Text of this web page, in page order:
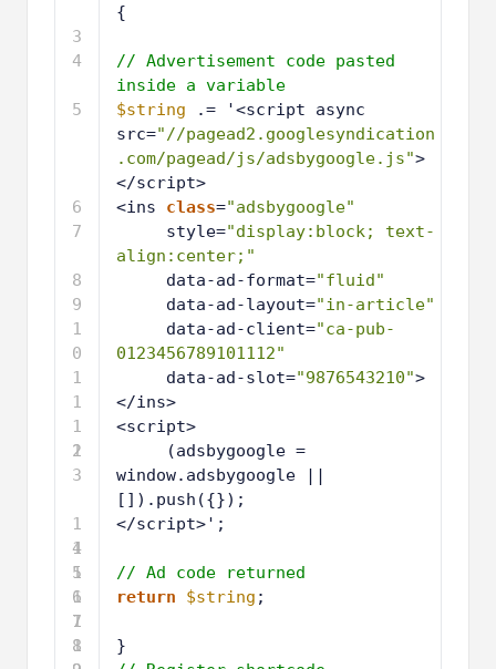
3
4
5
6
7
8
9
1
0
1
1
1
2
1
3
1
4
1
5
1
6
1
7
1
8
1
{
// Advertisement code pasted
inside a variable
$string
.= '<script async
src="//pagead2.googlesyndication
.com/pagead/js/adsbygoogle.js">
</script>
<ins class="adsbygoogle"
style="display:block; text-
align:center;"
data-ad-format="fluid"
data-ad-layout="in-article"
data-ad-client="ca-pub-
0123456789101112"
data-ad-slot="9876543210">
</ins>
<script>
(adsbygoogle =
window.adsbygoogle ||
[]).push({});
</script>';
// Ad code returned
return
$string ;
}